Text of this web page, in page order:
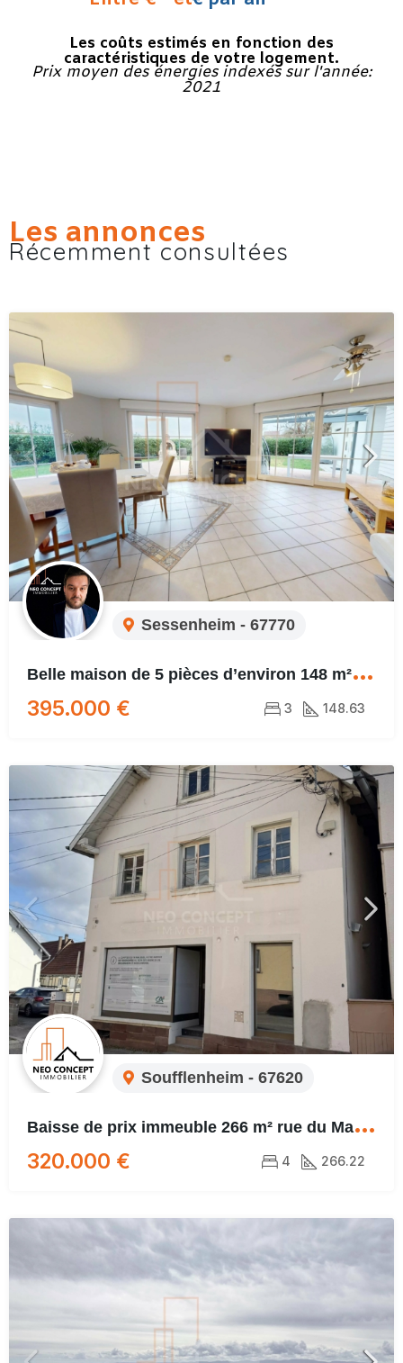
Les coûts estimés en fonction des
caractéristiques de votre logement.
Prix moyen des énergies indexés sur l'année:
2021
Les annonces
Récemment consultées
Sessenheim - 67770
B
elle maison de 5 pièces d’environ 148 m² sur un terrain de 4 ares 55
395.000 € 3 148.63
Soufflenheim - 67620
B
aisse de prix immeuble 266 m² rue du Marché Soufflenheim
320.000 € 4 266.22